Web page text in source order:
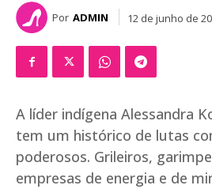
Por ADMIN 12 de junho de
A líder indígena Alessandra
tem um histórico de lutas
poderosos. Grileiros,
empresas de energia e de